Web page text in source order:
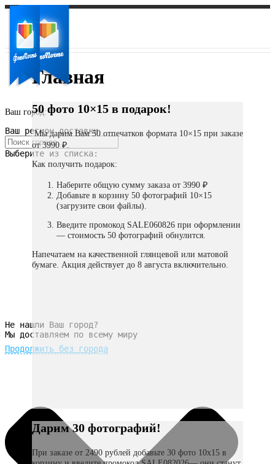
Ваш город:
Ваш регион доставки
Выберите из списка:
Не нашли Ваш город?
Мы доставляем по всему миру
Продолжить без города
Главная
50 фото 10×15 в подарок!
Мы дарим Вам 50 отпечатков формата 10×15 при заказе
от 3990 ₽.
Как получить подарок:
Наберите общую сумму заказа от 3990 ₽
Добавьте в корзину 50 фотографий 10×15
(загрузите свои файлы).
Введите промокод SALE060826 при оформлении
— стоимость 50 фотографий обнулится.
Напечатаем на качественной глянцевой или матовой
бумаге. Акция действует до 8 августа включительно.
Дарим 30 фотографий!
При заказе от 2490 рублей добавьте 30 фото 10х15 в